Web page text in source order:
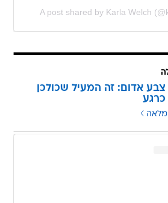
A post shared by Karla Welch
אדום: זה המעיל שכולכן
כרגע